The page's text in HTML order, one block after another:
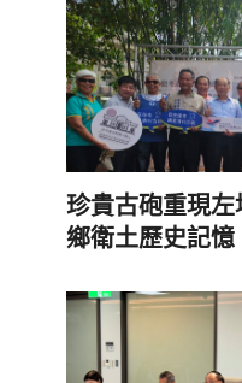
珍貴古砲重現
鄉衛土歷史記憶